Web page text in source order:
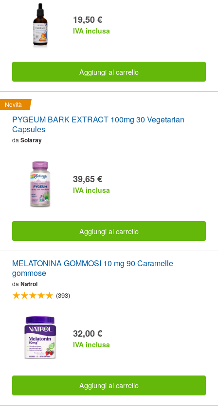
19,50 €
IVA inclusa
Aggiungi al carrello
Novità
PYGEUM BARK EXTRACT 100mg 30 Vegetarian
Capsules
da Solaray
39,65 €
IVA inclusa
Aggiungi al carrello
MELATONINA GOMMOSI 10 mg 90 Caramelle
gommose
da Natrol
(393)
32,00 €
IVA inclusa
Aggiungi al carrello